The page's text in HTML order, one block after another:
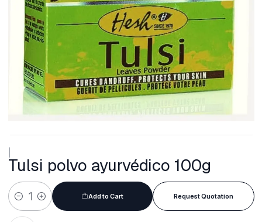
Tulsi polvo ayurvédico 100g
Quantity
Add to Cart Request Quotation